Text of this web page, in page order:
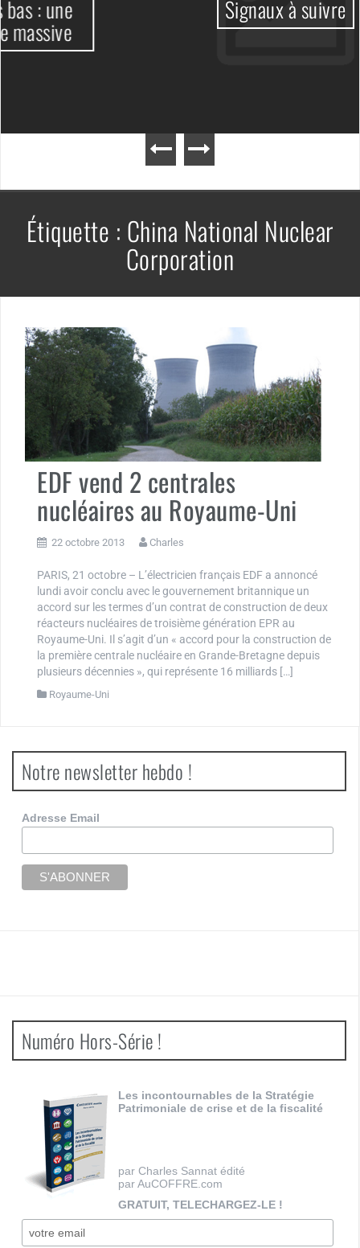
Signaux à suivre
Étiquette : China National Nuclear
Corporation
EDF vend 2 centrales
nucléaires au Royaume-Uni
22 octobre 2013 Charles
PARIS, 21 octobre – L’électricien français EDF a annoncé
lundi avoir conclu avec le gouvernement britannique un
accord sur les termes d’un contrat de construction de deux
réacteurs nucléaires de troisième génération EPR au
Royaume-Uni. Il s’agit d’un « accord pour la construction de
la première centrale nucléaire en Grande-Bretagne depuis
plusieurs décennies », qui représente 16 milliards […]
Royaume-Uni
Notre newsletter hebdo !
Adresse Email
Numéro Hors-Série !
Les incontournables de la Stratégie
Patrimoniale de crise et de la fiscalité
par Charles Sannat édité
par AuCOFFRE.com
GRATUIT, TELECHARGEZ-LE !